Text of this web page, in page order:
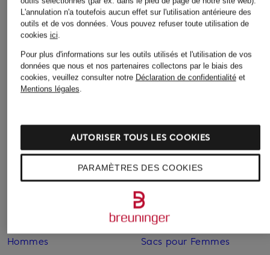
Bikinis pour Femmes
Blazers pour Femmes
Blouses pour Femmes
Cardigans et gilets pour
Chaussures business pour
Hommes
Chaussures pour Femmes
Hommes
Robes de mariage civil
Robes de mariage pour
Femmes
Robes pour Femmes
Robes pour Femmes en
solde
Sacs pour Femmes
Sacs pour Femmes
L'annulation n'a toutefois aucun effet sur l'utilisation antérieure des
outils et de vos données. Vous pouvez refuser toute utilisation de
cookies ici.
Pour plus d'informations sur les outils utilisés et l'utilisation de vos
données que nous et nos partenaires collectons par le biais des
cookies, veuillez consulter notre Déclaration de confidentialitéet
Mentions légales.
PARAMÈTRES DES COOKIES
AUTORISER TOUS LES COOKIES